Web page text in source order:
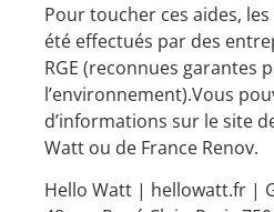
Pour toucher ces aides,
été effectués par des
RGE (reconnues garantes
l’environnement).Vous
d’informations sur le site de
Watt ou de France Renov.
Hello Watt | hellowatt.fr |